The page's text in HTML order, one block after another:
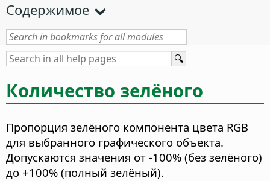
Содержимое
Количество зелёного
Пропорция зелёного компонента цвета RGB
для выбранного графического объекта.
Допускаются значения от -100% (без зелёного)
до +100% (полный зелёный).